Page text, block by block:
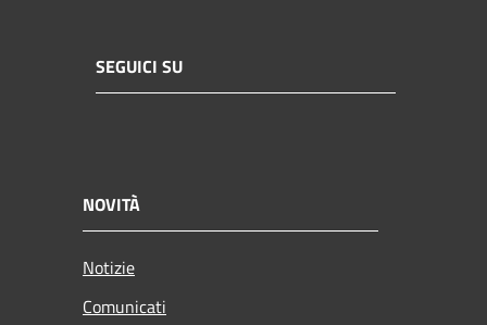
SEGUICI SU
NOVITÀ
Notizie
Comunicati